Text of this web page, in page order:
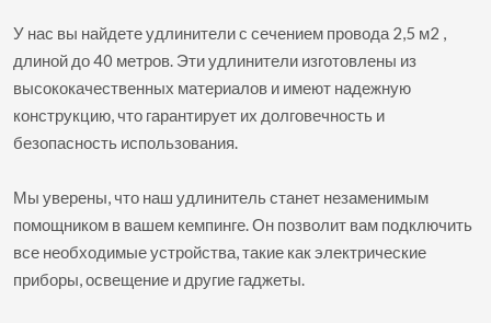
У нас вы найдете удлинители с сечением провода 2,5 м2 ,
длиной до 40 метров. Эти удлинители изготовлены из
высококачественных материалов и имеют надежную
конструкцию, что гарантирует их долговечность и
безопасность использования.
Мы уверены, что наш удлинитель станет незаменимым
помощником в вашем кемпинге. Он позволит вам подключить
все необходимые устройства, такие как электрические
приборы, освещение и другие гаджеты.